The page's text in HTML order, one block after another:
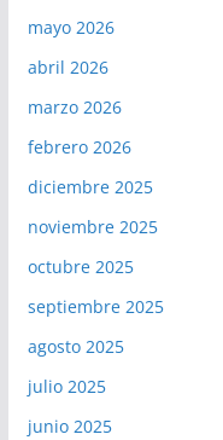
mayo 2026
abril 2026
marzo 2026
febrero 2026
diciembre 2025
noviembre 2025
octubre 2025
septiembre 2025
agosto 2025
julio 2025
junio 2025